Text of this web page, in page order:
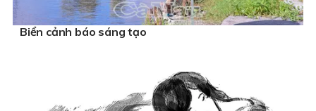
Biển cảnh báo sáng tạo